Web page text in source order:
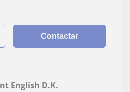
Contactar
English D.K.